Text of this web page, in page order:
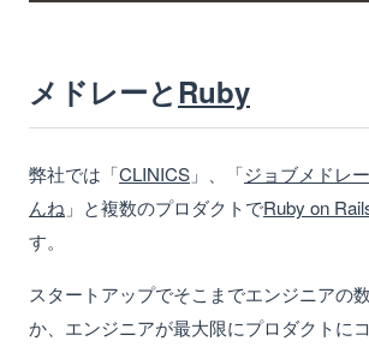
メドレーと Ruby
弊社では「CLINICS 」、「ジョブメドレー
んね 」と複数のプロダクトでRuby on
す。
スタートアップでそこまでエンジニアの
か、エンジニアが最大限にプロダクトに